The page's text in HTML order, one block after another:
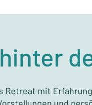
Retreat mit